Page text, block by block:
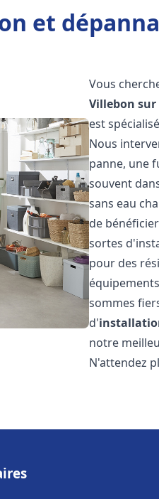
et
Vous
Villebon sur
est
Nous
panne, une
souvent
sans eau
de
sortes
pour des
sommes
d'
notre
N'attendez